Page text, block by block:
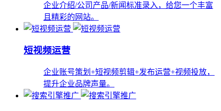
企业介绍/公司产品/新闻标准录入，给您一个丰富
且精彩的网站。
短视频运营
企业账号策划+短视频剪辑+发布运营+视频投放，
提升企业品牌声量。